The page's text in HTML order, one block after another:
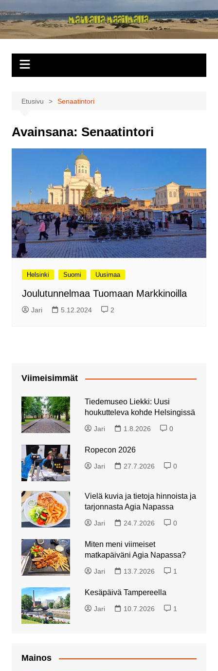
sisältöön
Matkalla
maailmalla
Etusivu Senaatintori
Avainsana: Senaatintori
Helsinki Suomi Uusimaa
Joulutunnelmaa Tuomaan Markkinoilla
Jari 5.12.2024 2
Viimeisimmät
Tiedemuseo Liekki: Uusi
houkutteleva kohde Helsingissä
Jari 1.8.2026 0
Ropecon 2026
Jari 27.7.2026 0
Vielä kuvia ja tietoja hinnoista ja
tarjonnasta Agia Napassa
Jari 24.7.2026 0
Miten meni viimeiset
matkapäiväni Agia Napassa?
Jari 13.7.2026 1
Kesäpäivä Tampereella
Jari 10.7.2026 1
Mainos